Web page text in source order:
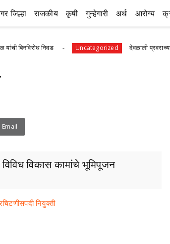
जिल्हा राजकीय कृषी गुन्हेगारी अर्थ आरोग्य
निवड Uncategorized देवळाली प्रवराच्या शेटेवाडी
Email
विकास कामांचे भूमिपूजन
नियुक्ती